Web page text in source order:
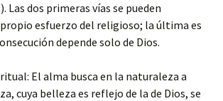
Las dos primeras vías se pueden
esfuerzo del religioso; la última es
depende solo de Dios.
El alma busca en la naturaleza a
cuya belleza es reflejo de la de Dios, se